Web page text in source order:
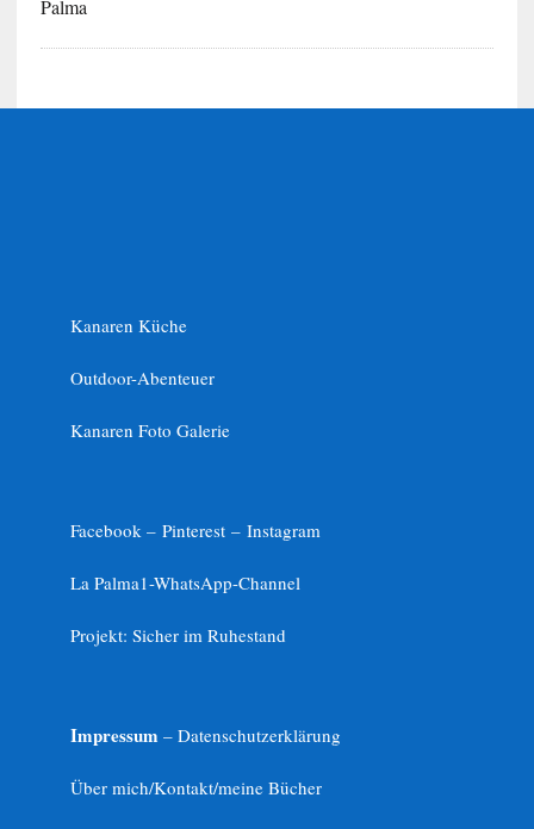
Kanaren Küche
Outdoor-Abenteuer
Kanaren Foto Galerie
Facebook – Pinterest – Instagram
La Palma1-WhatsApp-Channel
Projekt: Sicher im Ruhestand
Impressum – Datenschutzerklärung
Über mich/Kontakt/meine Bücher